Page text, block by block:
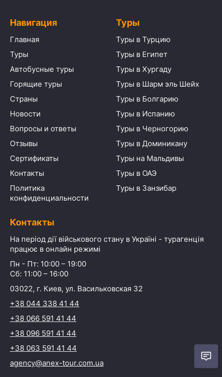
Навигация
Главная
Туры
Автобусные туры
Горящие туры
Страны
Новости
Вопросы и ответы
Отзывы
Сертификаты
Контакты
Политика
конфиденциальности
Туры
Туры в Турцию
Туры в Египет
Туры в Хургаду
Туры в Шарм эль Шейх
Туры в Болгарию
Туры в Испанию
Туры в Черногорию
Туры в Доминикану
Туры на Мальдивы
Туры в ОАЭ
Туры в Занзибар
Контакты
На період дії військового стану в Україні - турагенція
працює в онлайн режимі
Пн - Пт: 10:00 – 19:00
Сб: 11:00 – 16:00
03022, г. Киев, ул. Васильковская 32
+38 044 338 41 44
+38 066 591 41 44
+38 096 591 41 44
+38 063 591 41 44
agency@anex-tour.com.ua